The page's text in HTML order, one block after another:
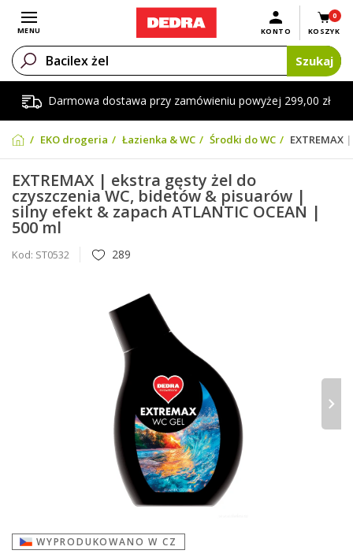
Darmowa dostawa przy zamówieniu powyżej 299,00 zł
Otwórz menu
MENU
0
KOSZYK
KONTO
Szukaj
EKO drogeria Łazienka & WC Środki do WC
EXTREMAX | ekstra gęsty żel do
czyszczenia WC, bidetów & pisuarów |
silny efekt & zapach ATLANTIC OCEAN |
500 ml
Kod: ST0532 289
›
WYPRODUKOWANO W CZ